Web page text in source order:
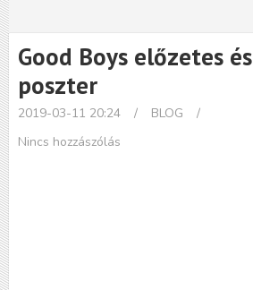
Good Boys előzetes és
poszter
2019-03-11 20:24 / BLOG
/
Nincs hozzászólás